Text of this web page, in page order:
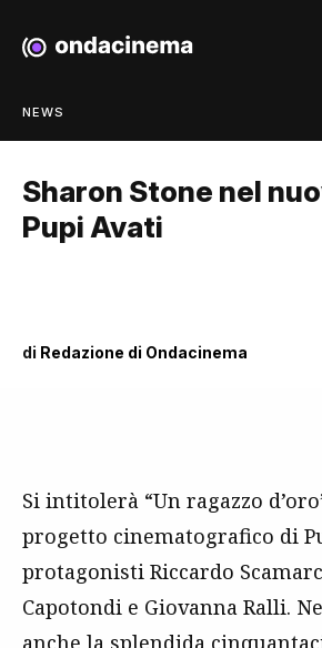
NEWS
Sharon Stone nel
Pupi Avati
di Redazione di Ondacinema
Si intitolerà “Un ragazzo
progetto cinematografico di
protagonisti Riccardo
Capotondi e Giovanna Ralli.
anche la splendida